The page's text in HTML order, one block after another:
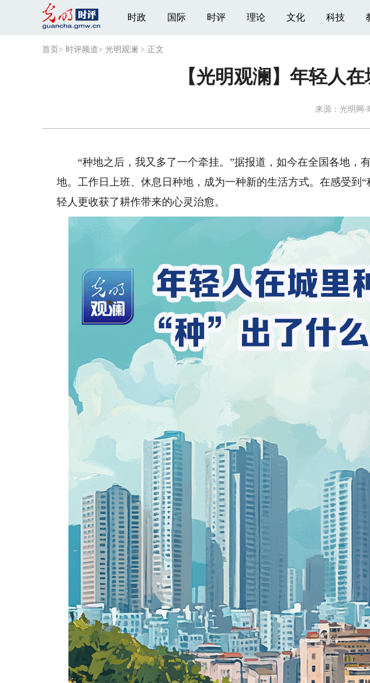
时政 国际 时评 理论 文化 科技
首页 > 时评频道> 光明观澜 > 正文
【光明观澜】年轻人
来源： 光明网-
“种地之后，我又多了一个牵挂。”据报道，如今在全国各地，
地。工作日上班、休息日种地，成为一种新的生活方式。在感受到
轻人更收获了耕作带来的心灵治愈。